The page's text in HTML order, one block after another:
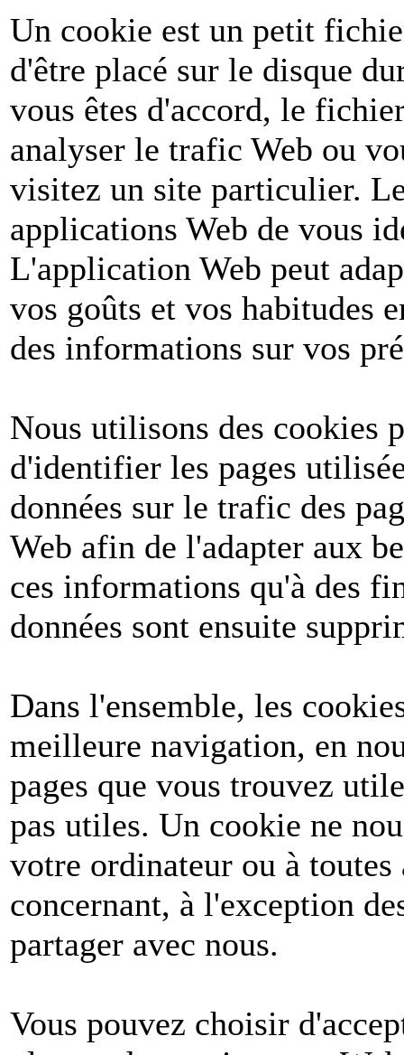
Un cookie est un petit
d'être placé sur le disque
vous êtes d'accord, le
analyser le trafic Web ou
visitez un site particulier.
applications Web de vous
L'application Web peut
vos goûts et vos habitudes
des informations sur vos
Nous utilisons des cookies
d'identifier les pages
données sur le trafic des
Web afin de l'adapter aux
ces informations qu'à des
données sont ensuite
Dans l'ensemble, les
meilleure navigation, en
pages que vous trouvez
pas utiles. Un cookie ne
votre ordinateur ou à
concernant, à l'exception
partager avec nous.
Vous pouvez choisir